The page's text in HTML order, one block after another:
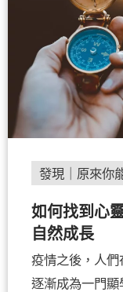
發現｜原來你
如何找到心
自然成長
疫情之後，人
逐漸成為一門